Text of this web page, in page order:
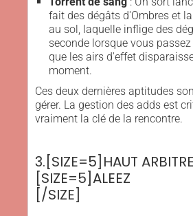
fait des dégâts d'Ombres et
au sol, laquelle inflige des
seconde lorsque vous
que les airs d'effet
moment.
Ces deux dernières aptitudes
gérer. La gestion des adds est
vraiment la clé de la rencontre.
3.[SIZE=5]HAUT
[SIZE=5]ALEEZ
[/SIZE]